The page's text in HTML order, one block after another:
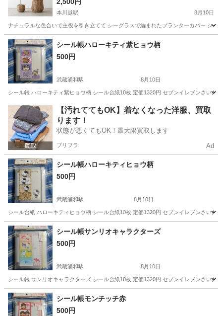
本川越駅 8月10日
ナチュラルな色合いで主役を引き立てて シーグラスで編まれたプランターカバー シ
埼玉 さいたま市 本川越駅 家庭用品 シーグラス
シール帳ハローキティ紫ヒョウ柄
500円
武蔵浦和駅 8月10日
シール帳 ハローキティ紫ヒョウ柄 シール台紙10枚 定価1320円 セブンイレブンさい
埼玉 さいたま市 武蔵浦和駅 ラッピング用品 ハローキティ
【汚れててもOK】着なくなった洋服、買取
ります！
状態が悪くてもOK！最大限買取します
プリフラ Ad
シール帳ハローキティヒョウ柄
500円
武蔵浦和駅 8月10日
シール台紙 ハローキティヒョウ柄 シール台紙10枚 定価1320円 セブンイレブンさい
埼玉 さいたま市 武蔵浦和駅 ラッピング用品
シール帳サンリオキャラクターズ
500円
武蔵浦和駅 8月10日
シール帳 サンリオキャラクターズ シール台紙10枚 定価1320円 セブンイレブンさい
埼玉 さいたま市 武蔵浦和駅 ラッピング用品
サンリオキャラクター
シール帳モンチッチ赤
500円